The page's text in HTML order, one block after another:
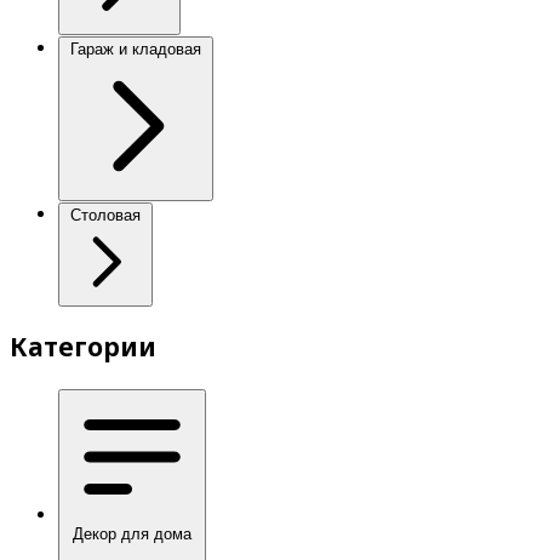
Гараж и кладовая
Столовая
Категории
Декор для дома